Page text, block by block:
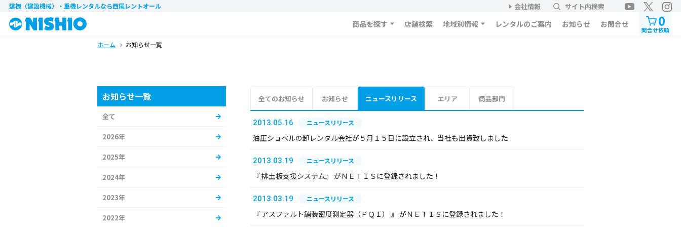
建機（建設機械）・重機レンタルなら西尾レントオール 会社情報 サイト内検索
商品を探す 店舗検索 地域別情報 レンタルのご案内 お知らせ お問合せ 0
問合せ依頼
ホーム お知らせ一覧
全てのお知らせ お知らせ ニュースリリース エリア 商品部門
2013.05.16 ニュースリリース
油圧ショベルの卸レンタル会社が５月１５日に設立され、当社も出資致しました
2013.03.19 ニュースリリース
『 排土板支援システム』 がＮＥＴＩＳに登録されました！
2013.03.19 ニュースリリース
『 アスファルト舗装密度測定器（ＰＱＩ） 』 がＮＥＴＩＳに登録されました！
お知らせ一覧
全て
2026年
2025年
2024年
2023年
2022年